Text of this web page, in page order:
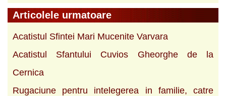
Articolele urmatoare
Acatistul Sfintei Mari Mucenite Varvara
Acatistul Sfantului Cuvios Gheorghe de la
Cernica
Rugaciune pentru intelegerea in familie, catre